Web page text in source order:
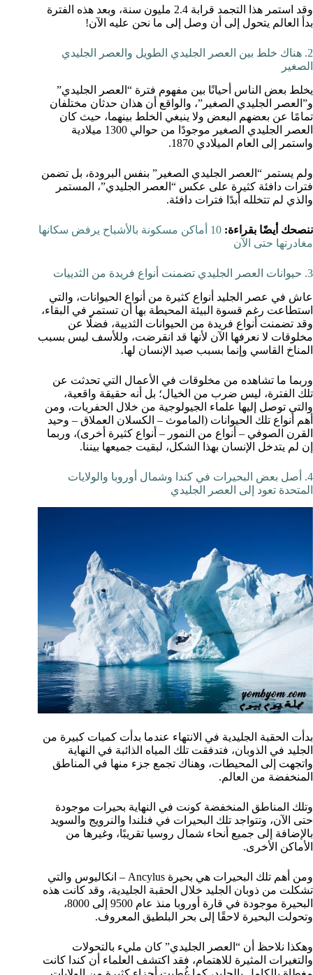
وقد استمر هذا التجمد قرابة 2.4 مليون سنة، وبعد هذه الفترة
بدأ العالم يتحول إلى أن وصل إلى ما نحن عليه الآن!
2. هناك خلط بين العصر الجليدي الطويل والعصر الجليدي
الصغير
يخلط بعض الناس أحيانًا بين مفهوم فترة “العصر الجليدي”
و”العصر الجليدي الصغير”، والواقع أن هذان حدثان مختلفان
تمامًا عن بعضهم البعض ولا ينبغي الخلط بينهما، حيث كان
العصر الجليدي الصغير موجودًا من حوالي 1300 ميلادية
واستمر إلى العام الميلادي 1870.
ولم يستمر “العصر الجليدي الصغير” بنفس البرودة، بل تضمن
فترات دافئة كثيرة على عكس “العصر الجليدي”، المستمر
والذي لم تتخلله أبدًا فترات دافئة.
ننصحك أيضًا بقراءة:
10 أماكن مسكونة بالأشباح يرفض سكانها
مغادرتها حتى الآن
3. حيوانات العصر الجليدي تضمنت أنواع فريدة من الثدييات
عاش في عصر الجليد أنواع كثيرة من أنواع الحيوانات، والتي
استطاعت رغم قسوة البيئة المحيطة بها أن تستمر في البقاء،
وقد تضمنت أنواع فريدة من الحيوانات الثديية، فضلًا عن
مخلوقات لا نعرفها الآن لأنها قد انقرضت، وللأسف ليس بسبب
المناخ القاسي وإنما بسبب صيد الإنسان لها.
وربما ما تشاهده من مخلوقات في الأعمال التي تحدثت عن
تلك الفترة، ليس ضرب من الخيال؛ بل أنه حقيقة واقعية،
والتي توصل إليها علماء الجيولوجية من خلال الحفريات، ومن
أهم أنواع تلك الحيوانات (الماموث – الكسلان العملاق – وحيد
القرن الصوفي – أنواع من النمور – أنواع كثيرة أخرى)، وربما
إن لم يتدخل الإنسان بهذا الشكل، لبقيت جميعها بيننا.
4. أصل بعض البحيرات في كندا وشمال أوروبا والولايات
المتحدة تعود إلى العصر الجليدي
بدأت الحقبة الجليدية في الانتهاء عندما بدأت كميات كبيرة من
الجليد في الذوبان، فتدفقت تلك المياه الذائبة في النهاية
واتجهت إلى المحيطات، وهناك تجمع جزء منها في المناطق
المنخفضة من العالم.
وتلك المناطق المنخفضة كونت في النهاية بحيرات موجودة
حتى الآن، وتتواجد تلك البحيرات في فنلندا والنرويج والسويد
بالإضافة إلى جميع أنحاء شمال روسيا تقريبًا، وغيرها من
الأماكن الأخرى.
ومن أهم تلك البحيرات هي بحيرة Ancylus – انكاليوس والتي
تشكلت من ذوبان الجليد خلال الحقبة الجليدية، وقد كانت هذه
البحيرة موجودة في قارة أوروبا منذ عام 9500 إلى 8000،
وتحولت البحيرة لاحقًا إلى بحر البلطيق المعروف.
وهكذا نلاحظ أن “العصر الجليدي” كان مليء بالتحولات
والتغيرات المثيرة للاهتمام، فقد اكتشف العلماء أن كندا كانت